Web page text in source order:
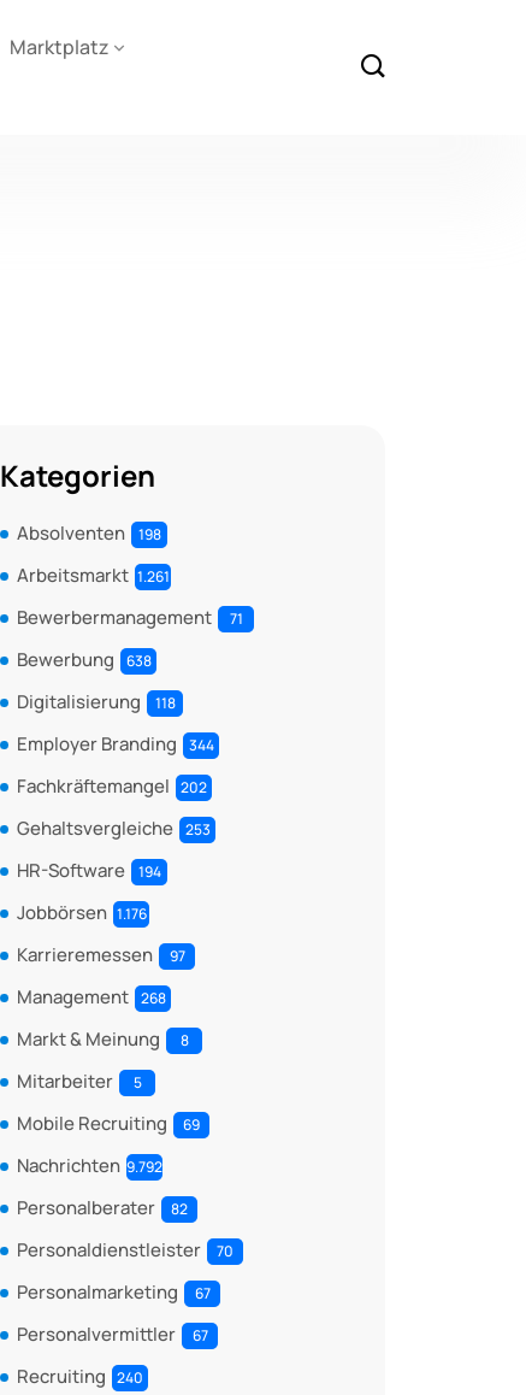
Marktplatz
Kategorien
Absolventen 198
Arbeitsmarkt 1.261
Bewerbermanagement 71
Bewerbung 638
Digitalisierung 118
Employer Branding 344
Fachkräftemangel 202
Gehaltsvergleiche 253
HR-Software 194
Jobbörsen 1.176
Karrieremessen 97
Management 268
Markt & Meinung 8
Mitarbeiter 5
Mobile Recruiting 69
Nachrichten 9.792
Personalberater 82
Personaldienstleister 70
Personalmarketing 67
Personalvermittler 67
Recruiting 240